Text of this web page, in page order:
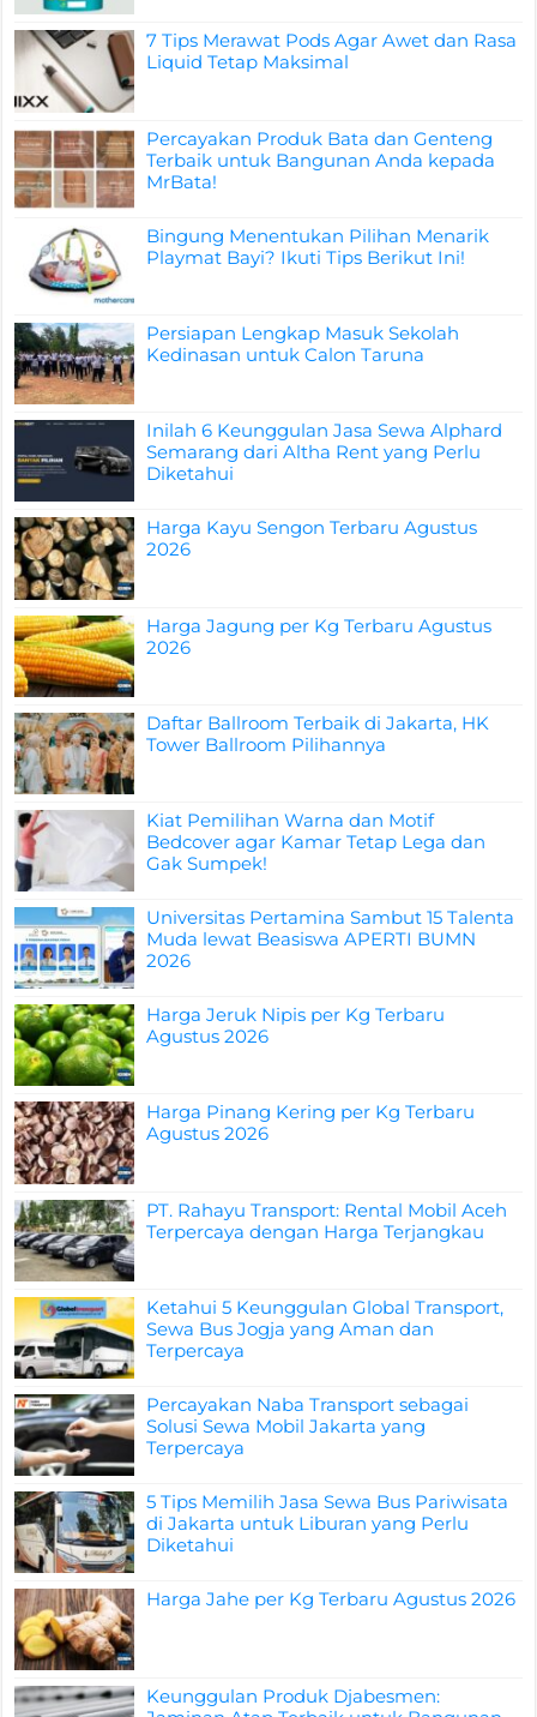
7 Tips Merawat Pods Agar Awet dan Rasa
Liquid Tetap Maksimal
Percayakan Produk Bata dan Genteng
Terbaik untuk Bangunan Anda kepada
MrBata!
Bingung Menentukan Pilihan Menarik
Playmat Bayi? Ikuti Tips Berikut Ini!
Persiapan Lengkap Masuk Sekolah
Kedinasan untuk Calon Taruna
Inilah 6 Keunggulan Jasa Sewa Alphard
Semarang dari Altha Rent yang Perlu
Diketahui
Harga Kayu Sengon Terbaru Agustus
2026
Harga Jagung per Kg Terbaru Agustus
2026
Daftar Ballroom Terbaik di Jakarta, HK
Tower Ballroom Pilihannya
Kiat Pemilihan Warna dan Motif
Bedcover agar Kamar Tetap Lega dan
Gak Sumpek!
Universitas Pertamina Sambut 15 Talenta
Muda lewat Beasiswa APERTI BUMN
2026
Harga Jeruk Nipis per Kg Terbaru
Agustus 2026
Harga Pinang Kering per Kg Terbaru
Agustus 2026
PT. Rahayu Transport: Rental Mobil Aceh
Terpercaya dengan Harga Terjangkau
Ketahui 5 Keunggulan Global Transport,
Sewa Bus Jogja yang Aman dan
Terpercaya
Percayakan Naba Transport sebagai
Solusi Sewa Mobil Jakarta yang
Terpercaya
5 Tips Memilih Jasa Sewa Bus Pariwisata
di Jakarta untuk Liburan yang Perlu
Diketahui
Harga Jahe per Kg Terbaru Agustus 2026
Keunggulan Produk Djabesmen: